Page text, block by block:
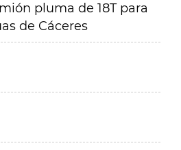
pluma de 18T para
de Cáceres